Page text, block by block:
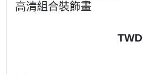
高清組合裝飾畫
TWD